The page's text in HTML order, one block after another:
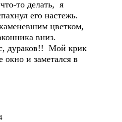
то делать, я
его настежь.
цветком,
вниз.
дураков!! Мой крик
окно и заметался в